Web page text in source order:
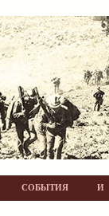
СОБЫТИЯ И